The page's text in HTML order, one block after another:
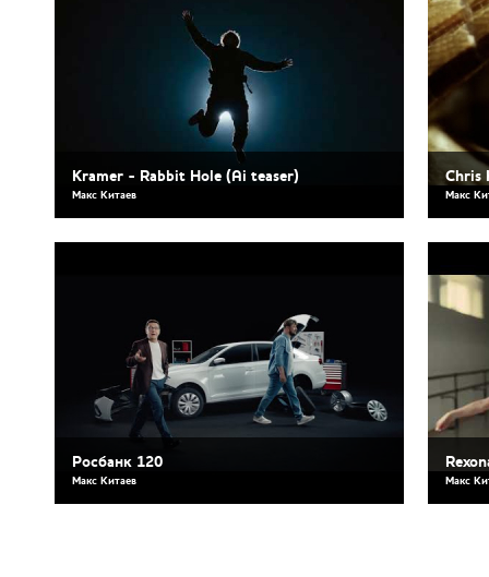
Kramer - Rabbit Hole (Ai teaser)
Макс Китаев
Сhris
Макс
Росбанк 120
Макс Китаев Макс